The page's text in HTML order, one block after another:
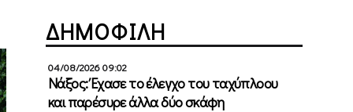
ΔΗΜΟΦΙΛΗ
04/08/2026 09:02
Νάξος: Έχασε το έλεγχο του ταχύπλοου
και παρέσυρε άλλα δύο σκάφη